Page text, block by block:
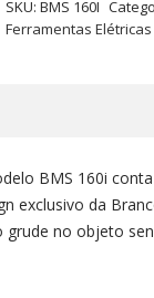
SKU: BMS 160I
Ferramentas Elétricas
BMS 160i
exclusivo da
no objeto